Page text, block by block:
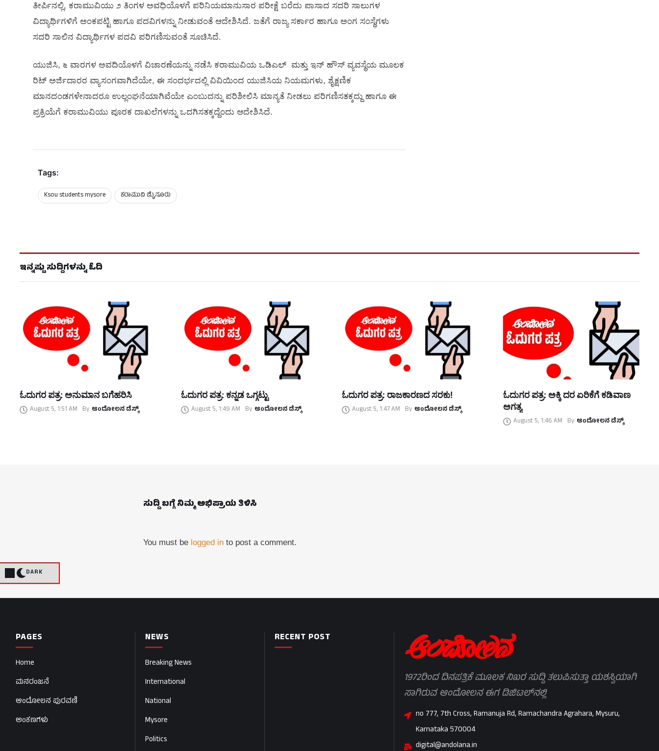
DARK
ತೀರ್ಪಿನಲ್ಲಿ, ಕರಾಮುವಿಯು ೨ ತಿಂಗಳ ಅವಧಿಯೊಳಗೆ ಪರಿನಿಯಮಾನುಸಾರ ಪರೀಕ್ಷೆ ಬರೆದು ಪಾಸಾದ ಸದರಿ ಸಾಲುಗಳ
ವಿದ್ಯಾರ್ಥಿಗಳಿಗೆ ಅಂಕಪಟ್ಟಿ ಹಾಗೂ ಪದವಿಗಳನ್ನು ನೀಡುವಂತೆ ಆದೇಶಿಸಿದೆ. ಜತೆಗೆ ರಾಜ್ಯ ಸರ್ಕಾರ ಹಾಗೂ ಅಂಗ ಸಂಸ್ಥೆಗಳು
ಸದರಿ ಸಾಲಿನ ವಿದ್ಯಾರ್ಥಿಗಳ ಪದವಿ ಪರಿಗಣಿಸುವಂತೆ ಸೂಚಿಸಿದೆ.
ಯುಜಿಸಿ, ೬ ವಾರಗಳ ಅವದಿಯೊಳಗೆ ವಿಚಾರಣೆಯನ್ನು ನಡೆಸಿ ಕರಾಮುವಿಯ ಒಡಿಎಲ್ ಮತ್ತು ಇನ್ ಹೌಸ್ ವ್ಯವಸ್ಥೆಯ ಮೂಲಕ
ರಿಟ್ ಅರ್ಜಿದಾರರ ವ್ಯಾಸಂಗವಾಗಿದೆಯೇ, ಈ ಸಂದರ್ಭದಲ್ಲಿ ವಿವಿಯಿಂದ ಯುಜಿಸಿಯ ನಿಯಮಗಳು, ಶೈಕ್ಷಣಿಕ
ಮಾನದಂಡಗಳೇನಾದರೂ ಉಲ್ಲಂಘನೆಯಾಗಿವೆಯೇ ಎಂಬುದನ್ನು ಪರಿಶೀಲಿಸಿ ಮಾನ್ಯತೆ ನೀಡಲು ಪರಿಗಣಿಸತಕ್ಕದ್ದು ಹಾಗೂ ಈ
ಪ್ರಕ್ರಿಯೆಗೆ ಕರಾಮುವಿಯು ಪೂರಕ ದಾಖಲೆಗಳನ್ನು ಒದಗಿಸತಕ್ಕದ್ದೆಂದು ಆದೇಶಿಸಿದೆ.
Tags:
Ksou students mysore ಕರಾಮುವಿ ಮೖೆಸೂರು
ಇನ್ನಷ್ಟು ಸುದ್ದಿಗಳನ್ನು ಓದಿ
ಓದುಗರ ಪತ್ರ: ಅನುಮಾನ ಬಗೆಹರಿಸಿ
August 5, 1:51 AM By ಆಂದೋಲನ ಡೆಸ್ಕ್
ಓದುಗರ ಪತ್ರ: ಕನ್ನಡ ಒಗ್ಗಟ್ಟು
August 5, 1:49 AM By ಆಂದೋಲನ ಡೆಸ್ಕ್
ಓದುಗರ ಪತ್ರ: ರಾಜಕಾರಣದ ಸರಕು!
August 5, 1:47 AM By ಆಂದೋಲನ ಡೆಸ್ಕ್
ಓದುಗರ ಪತ್ರ: ಅಕ್ಕಿ ದರ ಏರಿಕೆಗೆ ಕಡಿವಾಣ
ಅಗತ್ಯ
August 5, 1:46 AM By ಆಂದೋಲನ ಡೆಸ್ಕ್
ಸುದ್ದಿ ಬಗ್ಗೆ ನಿಮ್ಮ ಅಭಿಪ್ರಾಯ ತಿಳಿಸಿ
You must be logged in to post a comment.
PAGES
Home
ಮನರಂಜನೆ
ಆಂದೋಲನ ಪುರವಣಿ
ಅಂಕಣಗಳು
NEWS
Breaking News
International
National
Mysore
Politics
RECENT POST
1972ರಿಂದ ದಿನಪತ್ರಿಕೆ ಮೂಲಕ ನಿಖರ ಸುದ್ದಿ ತಲುಪಿಸುತ್ತಾ ಯಶಸ್ವಿಯಾಗಿ
ಸಾಗಿರುವ ಆಂದೋಲನ ಈಗ ಡಿಜಿಟಲ್‌ನಲ್ಲಿ
no 777, 7th Cross, Ramanuja Rd, Ramachandra Agrahara, Mysuru,
Karnataka 570004
digital@andolana.in